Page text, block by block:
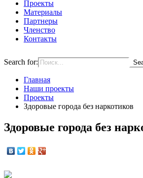
Проекты
Материалы
Партнеры
Членство
Контакты
Search for:
Главная
Наши проекты
Проекты
Здоровые города без наркотиков
Здоровые города без